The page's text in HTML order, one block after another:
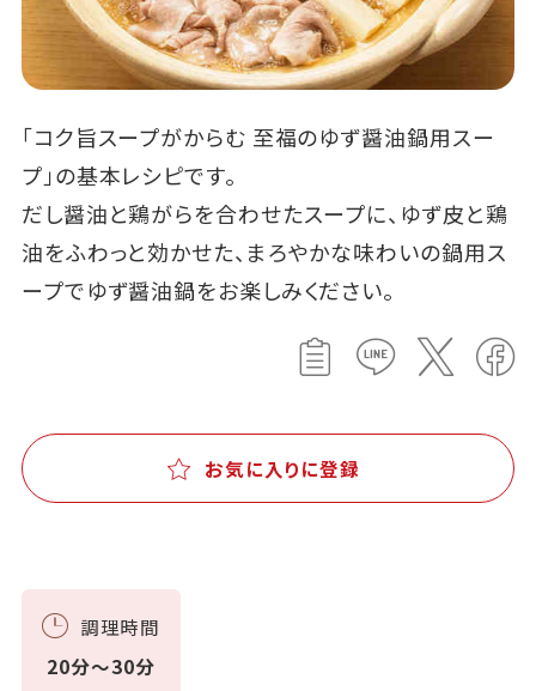
「コク旨スープがからむ 至福のゆず醤油鍋用スー
プ」の基本レシピです。
だし醤油と鶏がらを合わせたスープに、ゆず皮と鶏
油をふわっと効かせた、まろやかな味わいの鍋用ス
ープでゆず醤油鍋をお楽しみください。
お気に入りに登録
調理時間
20分～30分